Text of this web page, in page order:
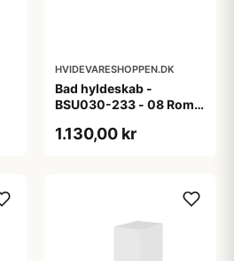
HVIDEVARESHOPPEN.DK
Bad hyldeskab -
BSU030-233 - 08 Roma
1.130,00 kr